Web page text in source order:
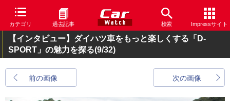
カテゴリ 過去記事 検索 Impressサイト
【インタビュー】ダイハツ車をもっと楽しくする「D-
SPORT」の魅力を探る(9/32)
前の画像 次の画像